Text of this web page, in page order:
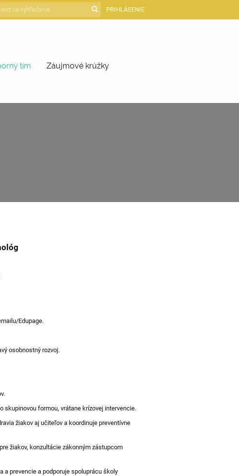
PRIHLÁSENIE
tím Záujmové krúžky
Edupage.
osobnostný rozvoj.
skupinovou formou, vrátane krízovej intervencie.
žiakov aj učiteľov a koordinuje preventívne
žiakov, konzultácie zákonným zástupcom
a prevencie a podporuje spoluprácu školy